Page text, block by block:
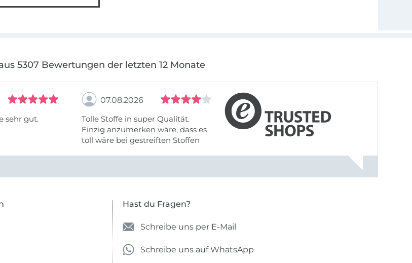
5307 Bewertungen der letzten 12 Monate
sehr gut.
07.08.2026
Tolle Stoffe in super Qualität.
Einzig anzumerken wäre, dass es
toll wäre bei gestreiften Stoffen
Hast du Fragen?
Schreibe uns per E-Mail
Schreibe uns auf WhatsApp